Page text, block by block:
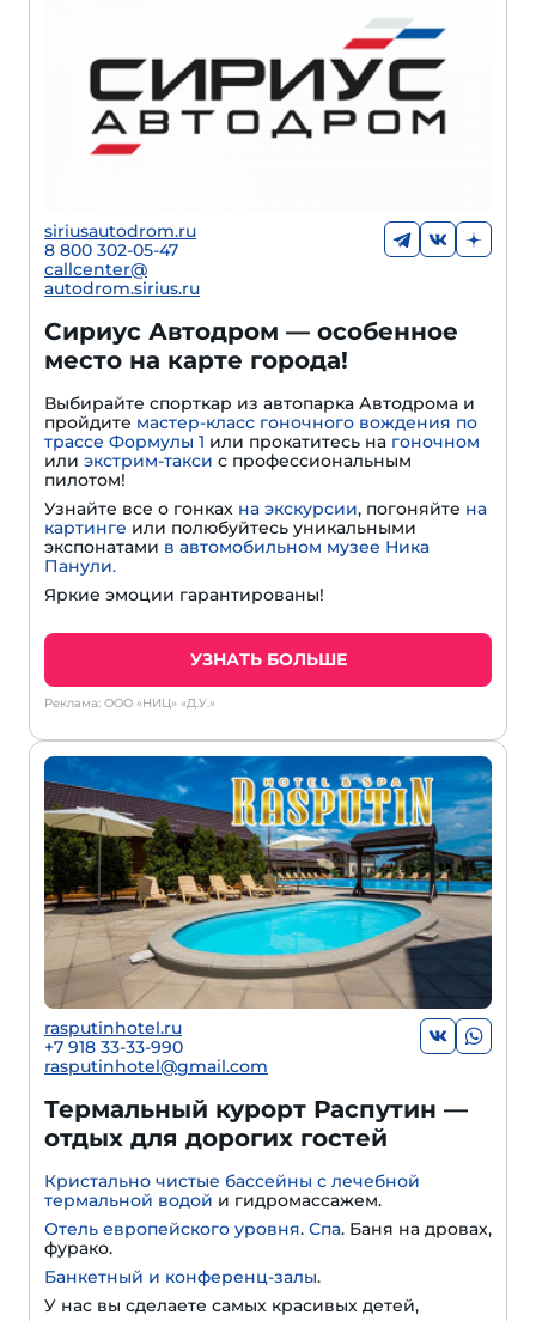
siriusautodrom.ru
8 800 302-05-47
callcenter@
autodrom.sirius.ru
Сириус Автодром — особенное
место на карте города!
Выбирайте спорткар из автопарка Автодрома и
пройдите мастер-класс гоночного вождения по
трассе Формулы 1 или прокатитесь на гоночном
или экстрим-такси с профессиональным
пилотом!
Узнайте все о гонках на экскурсии, погоняйте на
картинге или полюбуйтесь уникальными
экспонатами в автомобильном музее Ника
Панули.
Яркие эмоции гарантированы!
УЗНАТЬ БОЛЬШЕ
Реклама: ООО «НИЦ» «Д.У.»
rasputinhotel.ru
+7 918 33-33-990
rasputinhotel@gmail.com
Термальный курорт Распутин —
отдых для дорогих гостей
Кристально чистые бассейны с лечебной
термальной водой и гидромассажем.
Отель европейского уровня. Спа. Баня на дровах,
фурако.
Банкетный и конференц-залы.
У нас вы сделаете самых красивых детей,